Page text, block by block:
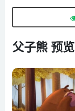
父子熊 预览